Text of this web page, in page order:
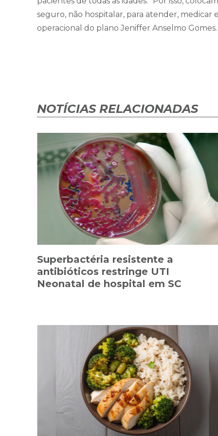
seguro, não hospitalar, para atender, medicar
operacional do plano Jeniffer Anselmo
NOTÍCIAS RELACIONADAS
Superbactéria resistente a
antibióticos restringe UTI
Neonatal de hospital em SC